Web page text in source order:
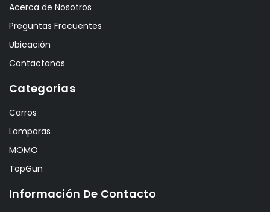
Acerca de Nosotros
Preguntas Frecuentes
Ubicación
Contactanos
Categorías
Carros
Lamparas
MOMO
TopGun
Información De Contacto